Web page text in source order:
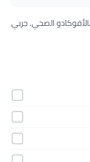
الصحي. جربي